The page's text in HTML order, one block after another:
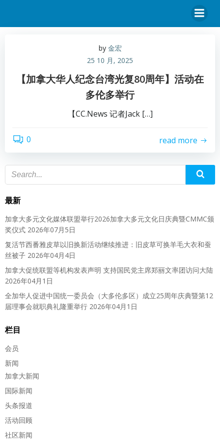
by 金宏
25 10 月, 2025
【加拿大华人纪念台湾光复80周年】活动在
多伦多举行
【CC.News 记者Jack […]
0 read more
最新
加拿大多元文化媒体联盟举行2026加拿大多元文化日庆典暨CMMC颁
奖仪式 2026年07月5日
复活节西番雅皮草以旧换新活动继续推进：旧皮草可换羊毛大衣和蚕
丝被子 2026年04月4日
加拿大促统联盟等机构发表声明 支持国民党主席郑丽文率团访问大陆
2026年04月1日
全加华人促进中国统一委员会（大多伦多区）成立25周年庆典暨第12
届理事会就职典礼隆重举行 2026年04月1日
栏目
会员
新闻
加拿大新闻
国际新闻
头条报道
活动回顾
社区新闻